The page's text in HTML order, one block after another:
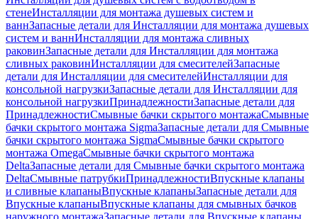
стенеИнсталляции для монтажа душевых систем и
ваннЗапасные детали для Инсталляции для монтажа душевых
систем и ваннИнсталляции для монтажа сливных
раковинЗапасные детали для Инсталляции для монтажа
сливных раковинИнсталляции для смесителейЗапасные
детали для Инсталляции для смесителейИнсталляции для
консольной нагрузкиЗапасные детали для Инсталляции для
консольной нагрузкиПринадлежностиЗапасные детали для
ПринадлежностиСмывные бачки скрытого монтажаСмывные
бачки скрытого монтажа SigmaЗапасные детали для Смывные
бачки скрытого монтажа SigmaСмывные бачки скрытого
монтажа OmegaСмывные бачки скрытого монтажа
DeltaЗапасные детали для Смывные бачки скрытого монтажа
DeltaСмывные патрубкиПринадлежностиВпускные клапаны
и сливные клапаныВпускные клапаныЗапасные детали для
Впускные клапаныВпускные клапаны для смывных бачков
наружного монтажаЗапасные детали для Впускные клапаны